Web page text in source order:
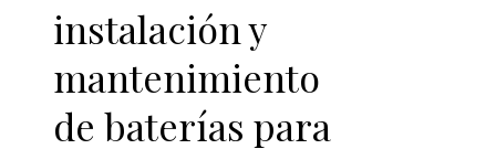
instalación y
mantenimiento
de baterías para